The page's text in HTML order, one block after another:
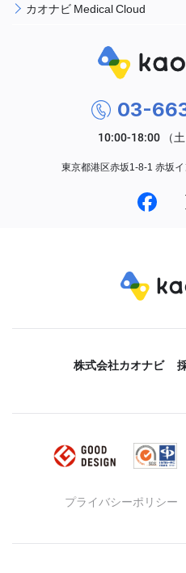
カオナビ Medical Cloud
03-
東京都港区赤坂1-8-1 赤坂
株式会社カオナビ
プライバシーポリシー